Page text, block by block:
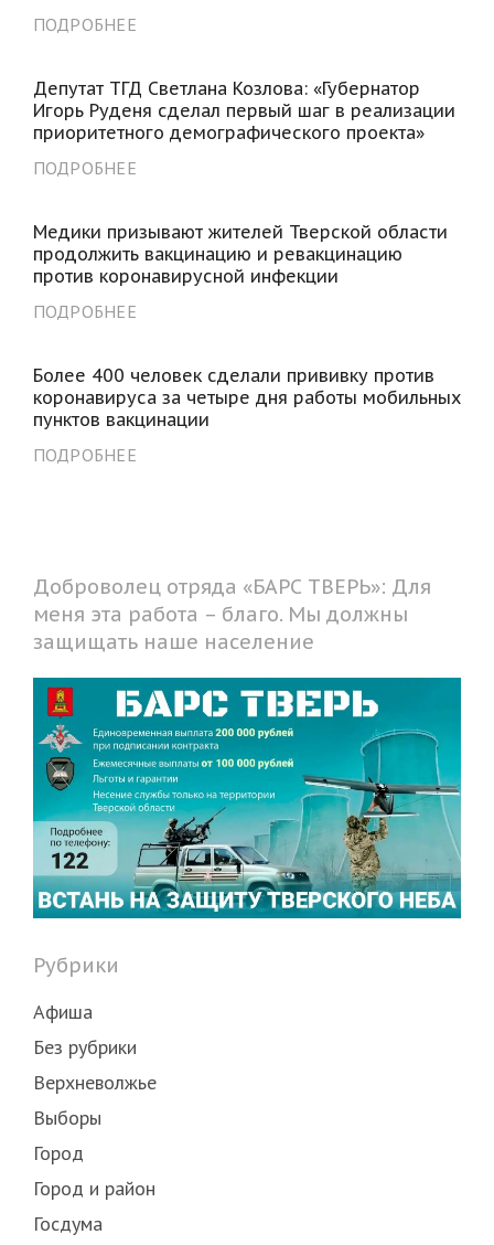
ПОДРОБНЕЕ
Депутат ТГД Светлана Козлова: «Губернатор
Игорь Руденя сделал первый шаг в реализации
приоритетного демографического проекта»
ПОДРОБНЕЕ
Медики призывают жителей Тверской области
продолжить вакцинацию и ревакцинацию
против коронавирусной инфекции
ПОДРОБНЕЕ
Более 400 человек сделали прививку против
коронавируса за четыре дня работы мобильных
пунктов вакцинации
ПОДРОБНЕЕ
Доброволец отряда «БАРС ТВЕРЬ»: Для
меня эта работа – благо. Мы должны
защищать наше население
Рубрики
Афиша
Без рубрики
Верхневолжье
Выборы
Город
Город и район
Госдума